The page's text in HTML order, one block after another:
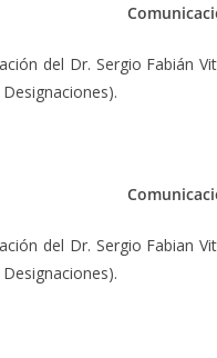
Dr. Sergio Fabián
Dr. Sergio Fabian